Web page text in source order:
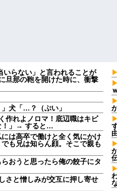
いらない」と言われることが
旦那の鞄を開けた時に、衝撃
犬「…？（ぷい」
作れよノロマ！底辺職はキビ
！」→ すると…
は高卒で働けと全く気にかけ
も兄は知らん顔。そこで親も
おうと思ったら俺の餃子にタ
さと憎しみが交互に押し寄せ